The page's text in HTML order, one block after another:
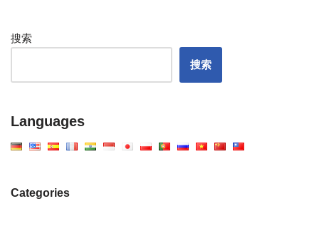
搜索
搜索
Languages
Categories